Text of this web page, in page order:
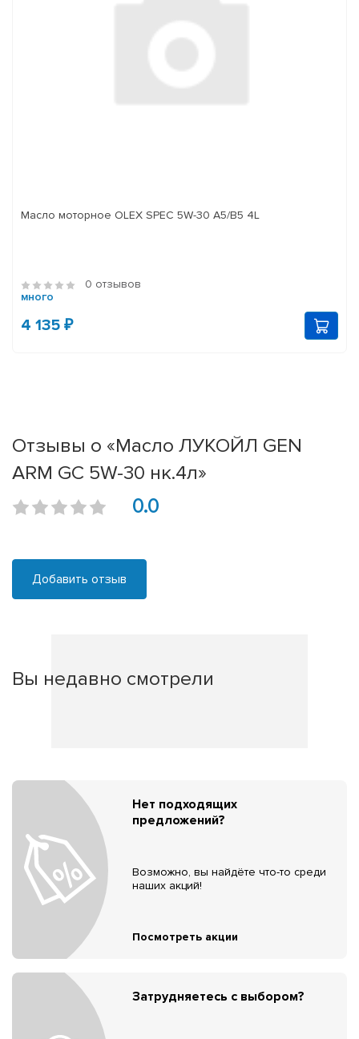
Масло моторное OLEX SPEC 5W-30 A5/B5 4L
0 отзывов
много
4 135 ₽
Отзывы о «Масло ЛУКОЙЛ GEN
ARM GC 5W-30 нк.4л»
0.0
Добавить отзыв
Вы недавно смотрели
Нет подходящих
предложений?
Возможно, вы найдёте что-то среди
наших акций!
Посмотреть акции
Затрудняетесь с выбором?